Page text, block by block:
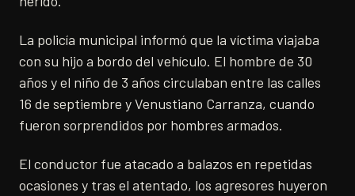
La policía municipal informó que la víctima viajaba
con su hijo a bordo del vehículo. El hombre de 30
años y el niño de 3 años circulaban entre las calles
16 de septiembre y Venustiano Carranza, cuando
fueron sorprendidos por hombres armados.
El conductor fue atacado a balazos en repetidas
ocasiones y tras el atentado, los agresores huyeron